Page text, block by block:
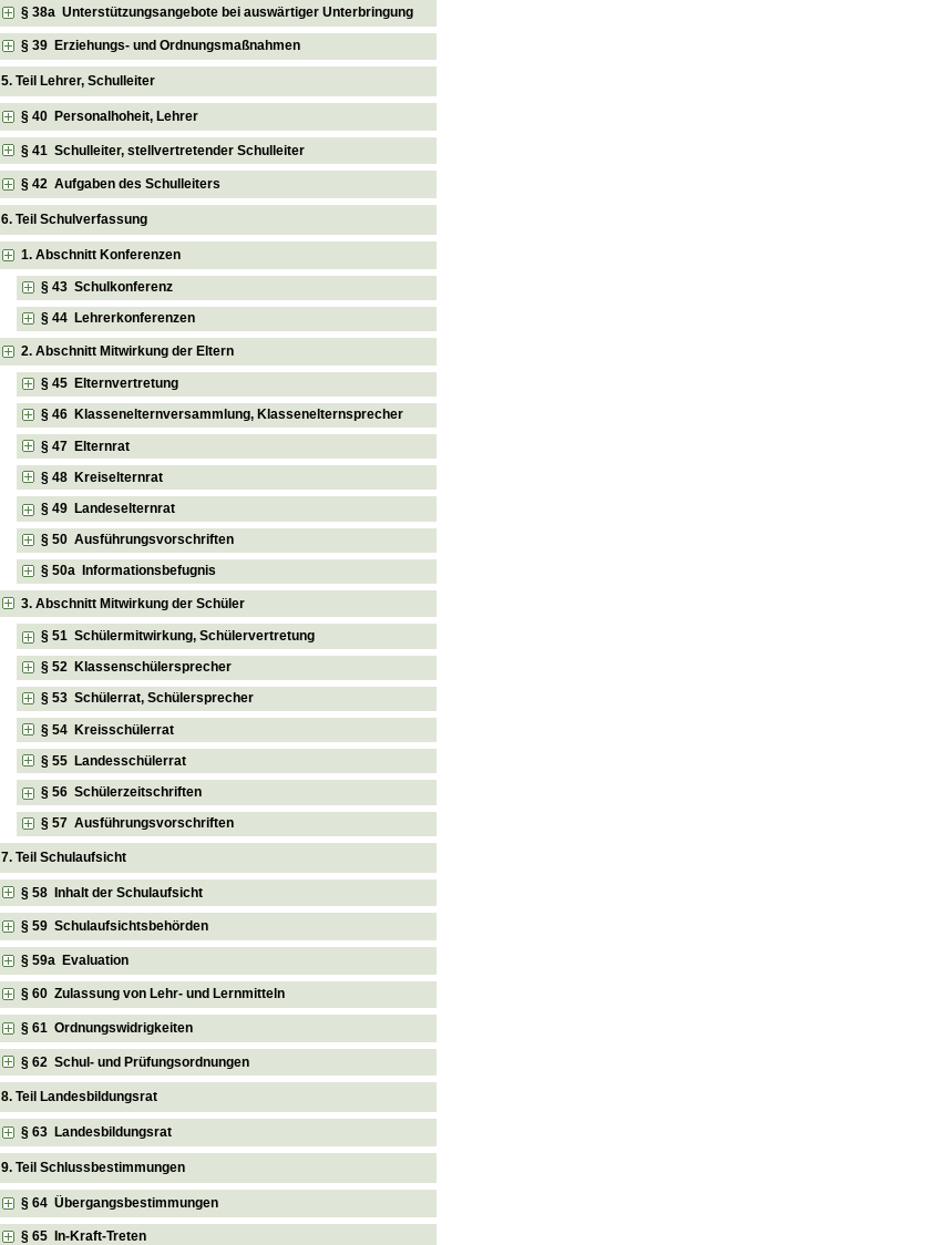
§ 38a Unterstützungsangebote bei auswärtiger Unterbringung
§ 39 Erziehungs- und Ordnungsmaßnahmen
5. Teil Lehrer, Schulleiter
§ 40 Personalhoheit, Lehrer
§ 41 Schulleiter, stellvertretender Schulleiter
§ 42 Aufgaben des Schulleiters
6. Teil Schulverfassung
1. Abschnitt Konferenzen
§ 43 Schulkonferenz
§ 44 Lehrerkonferenzen
2. Abschnitt Mitwirkung der Eltern
§ 45 Elternvertretung
§ 46 Klassenelternversammlung, Klassenelternsprecher
§ 47 Elternrat
§ 48 Kreiselternrat
§ 49 Landeselternrat
§ 50 Ausführungsvorschriften
§ 50a Informationsbefugnis
3. Abschnitt Mitwirkung der Schüler
§ 51 Schülermitwirkung, Schülervertretung
§ 52 Klassenschülersprecher
§ 53 Schülerrat, Schülersprecher
§ 54 Kreisschülerrat
§ 55 Landesschülerrat
§ 56 Schülerzeitschriften
§ 57 Ausführungsvorschriften
7. Teil Schulaufsicht
§ 58 Inhalt der Schulaufsicht
§ 59 Schulaufsichtsbehörden
§ 59a Evaluation
§ 60 Zulassung von Lehr- und Lernmitteln
§ 61 Ordnungswidrigkeiten
§ 62 Schul- und Prüfungsordnungen
8. Teil Landesbildungsrat
§ 63 Landesbildungsrat
9. Teil Schlussbestimmungen
§ 64 Übergangsbestimmungen
§ 65 In-Kraft-Treten